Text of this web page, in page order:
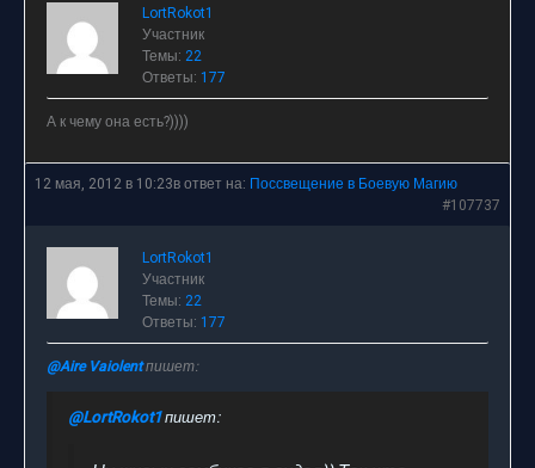
LortRokot1
Участник
Темы: 22
Ответы: 177
А к чему она есть?))))
12 мая, 2012 в 10:23в ответ на: Поссвещение в Боевую Магию
#107737
LortRokot1
Участник
Темы: 22
Ответы: 177
@Aire Vaiolentпишет:
@LortRokot1пишет: